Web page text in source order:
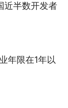
近半数开发者
年限在1年以